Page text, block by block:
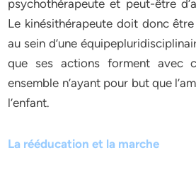
psychothérapeute et peut-être
Le kinésithérapeute doit donc
au sein d’une
que ses actions forment avec
ensemble n’ayant pour but que
l’enfant.
La rééducation et la marche